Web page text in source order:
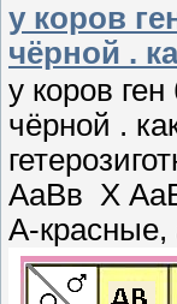
у коров
чёрной .
у коров
чёрной .
АаВв Х
А-красные,